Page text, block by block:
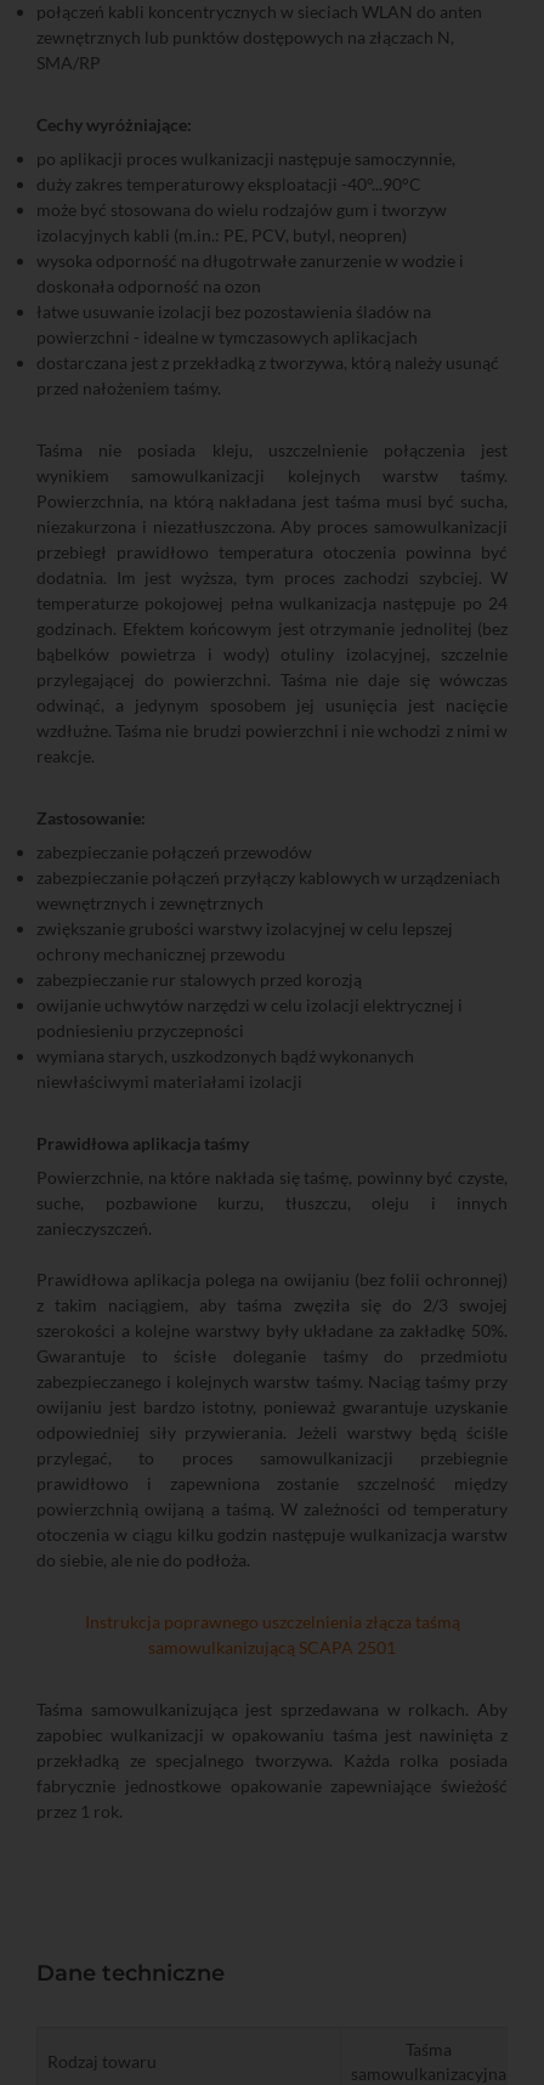
połączeń kabli koncentrycznych w sieciach WLAN do anten
zewnętrznych lub punktów dostępowych na złączach N,
SMA/RP
Cechy wyróżniające:
po aplikacji proces wulkanizacji następuje samoczynnie,
duży zakres temperaturowy eksploatacji -40°...90°C
może być stosowana do wielu rodzajów gum i tworzyw
izolacyjnych kabli (m.in.: PE, PCV, butyl, neopren)
wysoka odporność na długotrwałe zanurzenie w wodzie i
doskonała odporność na ozon
łatwe usuwanie izolacji bez pozostawienia śladów na
powierzchni - idealne w tymczasowych aplikacjach
dostarczana jest z przekładką z tworzywa, którą należy usunąć
przed nałożeniem taśmy.
Taśma nie posiada kleju, uszczelnienie połączenia jest
wynikiem samowulkanizacji kolejnych warstw taśmy.
Powierzchnia, na którą nakładana jest taśma musi być sucha,
niezakurzona i niezatłuszczona. Aby proces samowulkanizacji
przebiegł prawidłowo temperatura otoczenia powinna być
dodatnia. Im jest wyższa, tym proces zachodzi szybciej. W
temperaturze pokojowej pełna wulkanizacja następuje po 24
godzinach. Efektem końcowym jest otrzymanie jednolitej (bez
bąbelków powietrza i wody) otuliny izolacyjnej, szczelnie
przylegającej do powierzchni. Taśma nie daje się wówczas
odwinąć, a jedynym sposobem jej usunięcia jest nacięcie
wzdłużne. Taśma nie brudzi powierzchni i nie wchodzi z nimi w
reakcje.
Zastosowanie:
zabezpieczanie połączeń przewodów
zabezpieczanie połączeń przyłączy kablowych w urządzeniach
wewnętrznych i zewnętrznych
zwiększanie grubości warstwy izolacyjnej w celu lepszej
ochrony mechanicznej przewodu
zabezpieczanie rur stalowych przed korozją
owijanie uchwytów narzędzi w celu izolacji elektrycznej i
podniesieniu przyczepności
wymiana starych, uszkodzonych bądź wykonanych
niewłaściwymi materiałami izolacji
Prawidłowa aplikacja taśmy
Powierzchnie, na które nakłada się taśmę, powinny być czyste,
suche, pozbawione kurzu, tłuszczu, oleju i innych
zanieczyszczeń.
Prawidłowa aplikacja polega na owijaniu (bez folii ochronnej)
z takim naciągiem, aby taśma zwęziła się do 2/3 swojej
szerokości a kolejne warstwy były układane za zakładkę 50%.
Gwarantuje to ścisłe doleganie taśmy do przedmiotu
zabezpieczanego i kolejnych warstw taśmy. Naciąg taśmy przy
owijaniu jest bardzo istotny, ponieważ gwarantuje uzyskanie
odpowiedniej siły przywierania. Jeżeli warstwy będą ściśle
przylegać, to proces samowulkanizacji przebiegnie
prawidłowo i zapewniona zostanie szczelność między
powierzchnią owijaną a taśmą. W zależności od temperatury
otoczenia w ciągu kilku godzin następuje wulkanizacja warstw
do siebie, ale nie do podłoża.
Instrukcja poprawnego uszczelnienia złącza taśmą
samowulkanizującą SCAPA 2501
Taśma samowulkanizująca jest sprzedawana w rolkach. Aby
zapobiec wulkanizacji w opakowaniu taśma jest nawinięta z
przekładką ze specjalnego tworzywa. Każda rolka posiada
fabrycznie jednostkowe opakowanie zapewniające świeżość
przez 1 rok.
Dane techniczne
Rodzaj towaru
Taśma
samowulkanizacyjna